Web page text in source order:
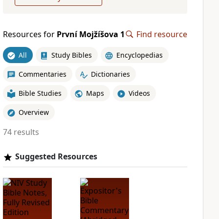
Resources for První Mojžíšova 1 Find resource
All Study Bibles Encyclopedias
Commentaries Dictionaries
Bible Studies Maps Videos
Overview
74 results
Suggested Resources